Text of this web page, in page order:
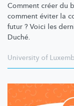
Comment créer du
comment éviter la
futur ? Voici les
Duché.
University of